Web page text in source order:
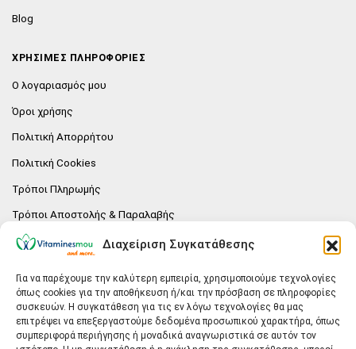
Διαχείριση Συγκατάθεσης
Για να παρέχουμε την καλύτερη εμπειρία, χρησιμοποιούμε τεχνολογίες
όπως cookies για την αποθήκευση ή/και την πρόσβαση σε πληροφορίες
συσκευών. Η συγκατάθεση για τις εν λόγω τεχνολογίες θα μας
επιτρέψει να επεξεργαστούμε δεδομένα προσωπικού χαρακτήρα, όπως
συμπεριφορά περιήγησης ή μοναδικά αναγνωριστικά σε αυτόν τον
Blog
ΧΡΗΣΙΜΕΣ ΠΛΗΡΟΦΟΡΙΕΣ
Ο λογαριασμός μου
Όροι χρήσης
Πολιτική Απορρήτου
Πολιτική Cookies
Τρόποι Πληρωμής
Τρόποι Αποστολής & Παραλαβής
Πολιτική επιστροφών
E-SHOP
Vitaminesmou.gr.
Άγιος Δημήτριος T.K.17236